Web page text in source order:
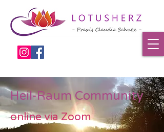
Heil-Raum Community
online via Zoom